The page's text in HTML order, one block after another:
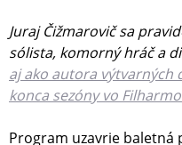
Juraj Čižmarovič sa
sólista, komorný hráč a
aj ako autora výtvarných
konca sezóny vo
Program uzavrie baletná